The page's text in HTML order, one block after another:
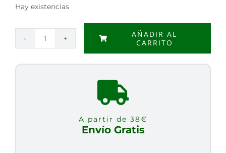
Hay existencias
HERBO.
DESCANSO
AÑADIR AL
CARRITO
A partir de 38€
Envío Gratis